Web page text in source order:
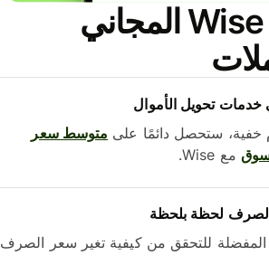
نزّل تطبيق Wise المجاني
تحويل الأموال
ستحصل دائمًا علىمتوسط ​​سعر
مع Wise.
لحظة بلحظة
للتحقق من كيفية تغير سعر الصرف